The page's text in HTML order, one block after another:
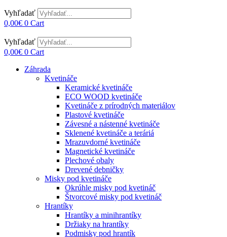
Vyhľadať
0,00€ 0 Cart
Vyhľadať
0,00€ 0 Cart
Záhrada
Kvetináče
Keramické kvetináče
ECO WOOD kvetináče
Kvetináče z prírodných materiálov
Plastové kvetináče
Závesné a nástenné kvetináče
Sklenené kvetináče a teráriá
Mrazuvdorné kvetináče
Magnetické kvetináče
Plechové obaly
Drevené debničky
Misky pod kvetináče
Okrúhle misky pod kvetináč
Štvorcové misky pod kvetináč
Hrantíky
Hrantíky a minihrantíky
Držiaky na hrantíky
Podmisky pod hrantík